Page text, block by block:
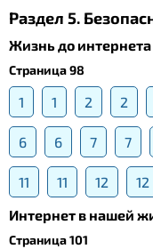
Раздел 5.
Жизнь до интернета
Страница 98
1 1 2 2
6 6 7 7
11 11 12
12
Интернет в нашей
Страница 101